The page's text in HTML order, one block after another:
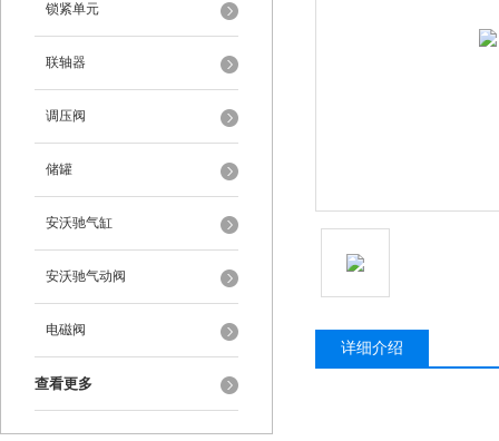
锁紧单元
联轴器
调压阀
储罐
安沃驰气缸
安沃驰气动阀
电磁阀
查看更多
详细介绍